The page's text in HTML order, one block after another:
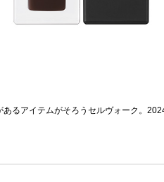
るアイテムがそろうセルヴォーク。